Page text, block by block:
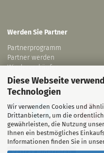
Diese Webseite
Technologien
Wir verwenden Cookies und
Drittanbietern, um die
gewährleisten, die Nutzung
Ihnen ein bestmögliches
Informationen finden Sie in
Werden Sie Partner
Partnerprogramm
Partner werden
Wiederverkäufer
Links